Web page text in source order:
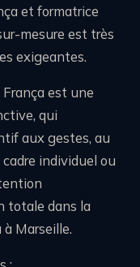
et formatrice
mesure est très
exigeantes.
est une
qui
aux gestes, au
individuel ou
totale dans la
Marseille.